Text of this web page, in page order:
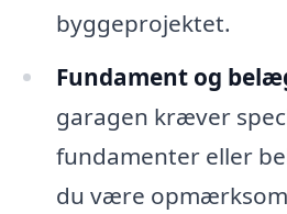
byggeprojektet.
Fundament og
garagen kræver
fundamenter eller
du være